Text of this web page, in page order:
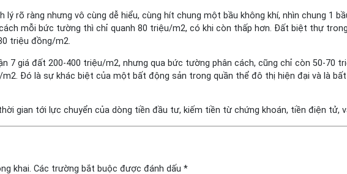
lý rõ ràng nhưng vô cùng dễ hiểu, cùng hít chung một bầu không khí, nhìn chung 1
mỗi bức tường thì chỉ quanh 80 triệu/m2, có khi còn thấp hơn. Đất biệt thự
triệu đồng/m2.
7 giá đất 200-400 triệu/m2, nhưng qua bức tường phân cách, cũng chỉ còn 50-70
Đó là sự khác biệt của một bất động sản trong quần thể đô thị hiện đại và là
gian tới lực chuyển của dòng tiền đầu tư, kiếm tiền từ chứng khoán, tiền điện tử,
khai. Các trường bắt buộc được đánh dấu *